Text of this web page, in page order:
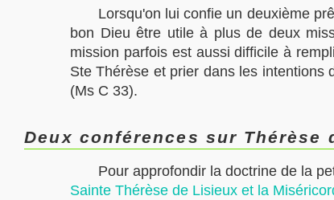
Lorsqu'on lui confie un deuxième
bon Dieu être utile à plus de deux
mission parfois est aussi difficile à
Ste Thérèse et prier dans les intentions
(Ms C 33).
Deux conférences sur
Pour approfondir la doctrine de la
Sainte Thérèse de Lisieux et la